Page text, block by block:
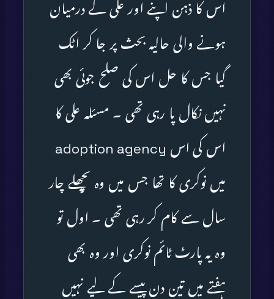
اس کا ذہن اپنے اور علی کے درمیان
ہونے والی حالیہ بحث پر جا کر اٹک
گیا جس کا حل اس کی صلح جوئی بھی
نہیں نکال پا رہی تھی ۔ مسئلہ علی کا
اس کی اس adoption agency
میں نوکری کا تھا جس میں وہ پچھلے چار
سال سے کام کر رہی تھی ۔ اول تو
وہ یہ پارٹ ٹائم نوکری اور وہ بھی
ہفتے میں تین دن پیسے کے لیے نہیں